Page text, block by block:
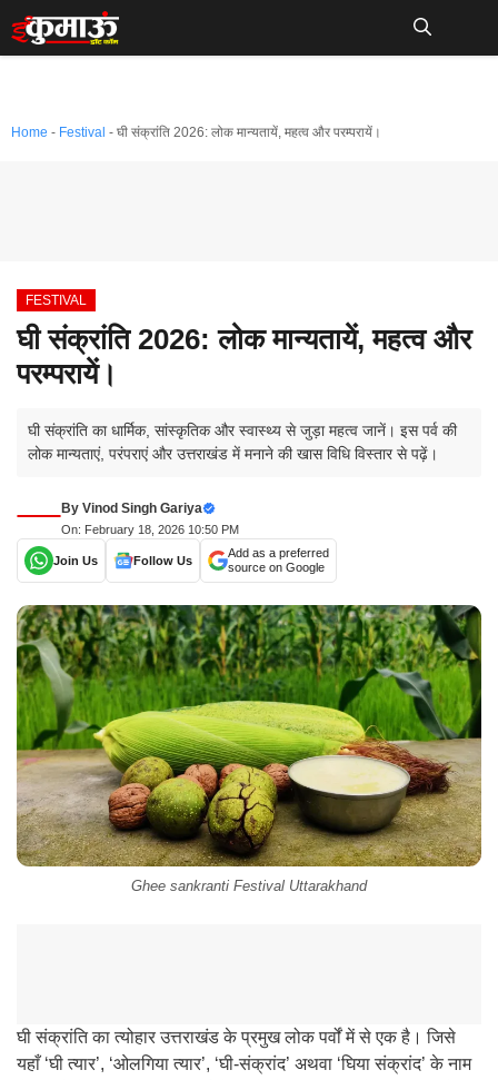
Skip
to
Home - Festival - घी संक्रांति 2026: लोक मान्यतायें, महत्व और परम्परायें।
FESTIVAL
घी संक्रांति 2026: लोक मान्यतायें, महत्व और
परम्परायें।
घी संक्रांति का धार्मिक, सांस्कृतिक और स्वास्थ्य से जुड़ा महत्व जानें। इस पर्व की
लोक मान्यताएं, परंपराएं और उत्तराखंड में मनाने की खास विधि विस्तार से पढ़ें।
By Vinod Singh Gariya
On: February 18, 2026 10:50 PM
Join Us Follow Us
Add as a preferred
source on Google
Ghee sankranti Festival Uttarakhand
घी संक्रांति का त्योहार उत्तराखंड के प्रमुख लोक पर्वों में से एक है। जिसे
यहाँ ‘घी त्यार’, ‘ओलगिया त्यार’, ‘घी-संक्रांद’ अथवा ‘घिया संक्रांद’ के नाम